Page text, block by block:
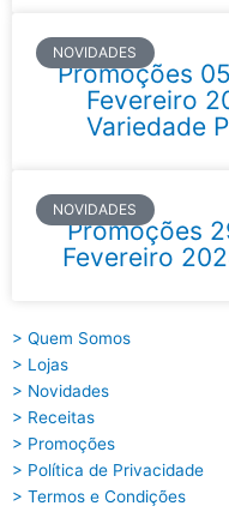
NOVIDADES
Promoções
Fevereiro
Variedade
NOVIDADES
Promoções
Fevereiro
> Quem Somos
> Lojas
> Novidades
> Receitas
> Promoções
> Política de Privacidade
> Termos e Condições